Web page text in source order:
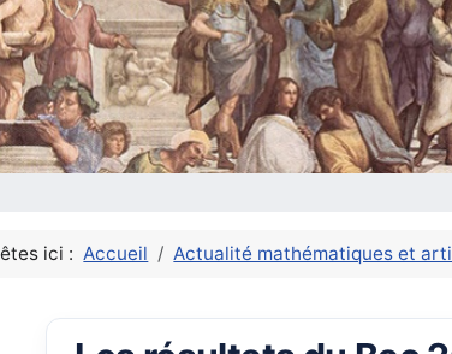
êtes ici :Accueil Actualité mathématiques et